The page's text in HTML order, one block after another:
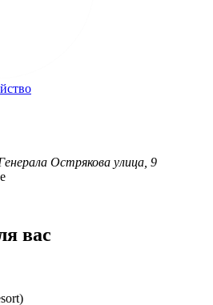
Острякова улица, 9
вас